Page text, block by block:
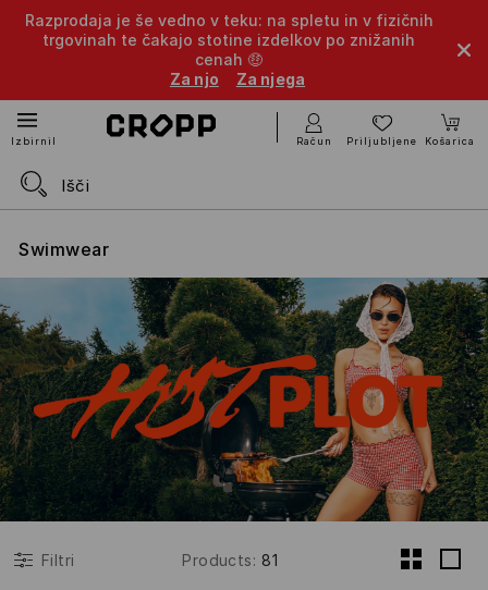
Razprodaja je še vedno v teku: na spletu in v fizičnih
trgovinah te čakajo stotine izdelkov po znižanih
cenah 🤑
Za njo
Za njega
Izbirnik Račun Priljubljene Košarica
Swimwear
Filtri Products: 81